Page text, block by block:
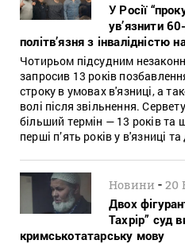
У Росії
ув’язнити
політв’язня з інвалідністю
Чотирьом підсудним
запросив 13 років
строку в умовах в'язниці, а
волі після звільнення.
більший термін — 13 років та
перші п’ять років у в'язниці
Новини -20
Двох
Тахрір” суд
кримськотатарську мову